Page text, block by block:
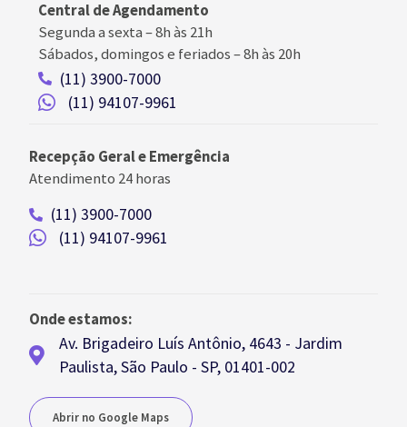
Central de Agendamento
Segunda a sexta –8h às 21h
Sábados, domingos e feriados–8h às 20h
(11) 3900-7000
(11) 94107-9961
Recepção Geral e Emergência
Atendimento 24 horas
(11) 3900-7000
(11) 94107-9961
Onde estamos:
Av. Brigadeiro Luís Antônio, 4643 - Jardim
Paulista, São Paulo - SP, 01401-002
Abrir no Google Maps